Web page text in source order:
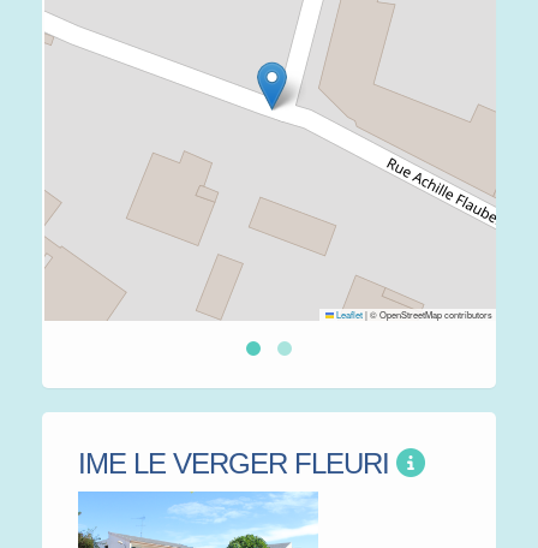
Leaflet|© OpenStreetMap contributors
IME LE VERGER FLEURI